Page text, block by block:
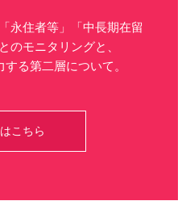
永住者等」「中長期在留
のモニタリングと、
る第二層について。
こちら